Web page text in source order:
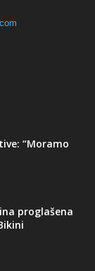
“Moramo
proglašena